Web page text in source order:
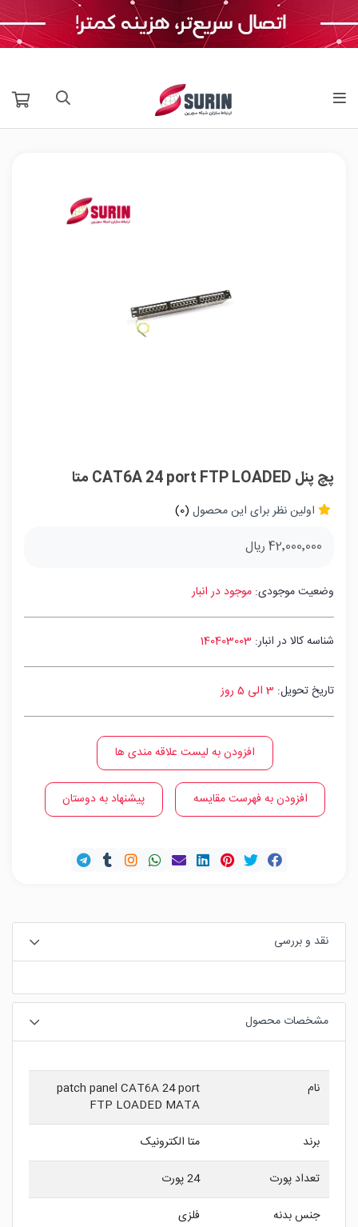
پچ پنل CAT6A 24 port FTP LOADED متا
اولین نظر برای این محصول (0)
42٬000٬000 ریال
وضعیت موجودی: موجود در انبار
شناسه کالا در انبار: 140403003
تاریخ تحویل: 3 الی 5 روز
افزودن به لیست علاقه مندی ها
افزودن به فهرست مقایسه پیشنهاد به دوستان
نقد و بررسی
مشخصات محصول
نام
patch panel CAT6A 24 port
FTP LOADED MATA
برند
متا الکترونیک
تعداد پورت
24 پورت
جنس بدنه
فلزی